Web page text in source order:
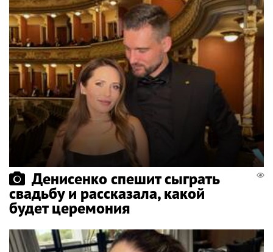
Денисенко спешит сыграть
свадьбу и рассказала, какой
будет церемония